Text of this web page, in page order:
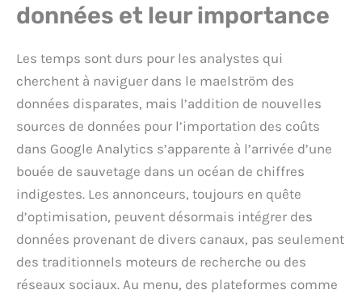
données et leur importance
Les temps sont durs pour les analystes qui
cherchent à naviguer dans le maelström des
données disparates, mais l’addition de nouvelles
sources de données pour l’importation des coûts
dans Google Analytics s’apparente à l’arrivée d’une
bouée de sauvetage dans un océan de chiffres
indigestes. Les annonceurs, toujours en quête
d’optimisation, peuvent désormais intégrer des
données provenant de divers canaux, pas seulement
des traditionnels moteurs de recherche ou des
réseaux sociaux. Au menu, des plateformes comme